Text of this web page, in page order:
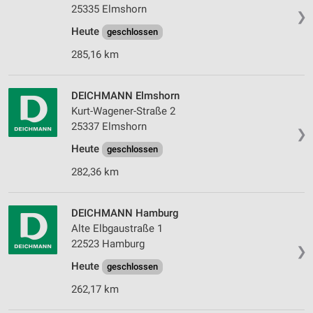
❯
25335 Elmshorn
Heute
geschlossen
285,16 km
❯
DEICHMANN Elmshorn
Kurt-Wagener-Straße 2
25337 Elmshorn
Heute
geschlossen
282,36 km
❯
DEICHMANN Hamburg
Alte Elbgaustraße 1
22523 Hamburg
Heute
geschlossen
262,17 km
Erstellung von Profilen zur Personalisierung
von Inhalten
Messung der Werbeleistung
Messung der Performance von Inhalten
Kombinationen von Daten aus verschiedenen
Entwicklung und Verbesserung der Angebote
Verwendung reduzierter Daten zur Auswahl von
Inhalten